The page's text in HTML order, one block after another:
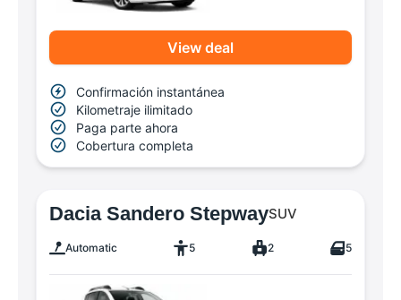
View deal
Confirmación instantánea
Kilometraje ilimitado
Paga parte ahora
Cobertura completa
Dacia Sandero StepwaySUV
Automatic 5 2 5